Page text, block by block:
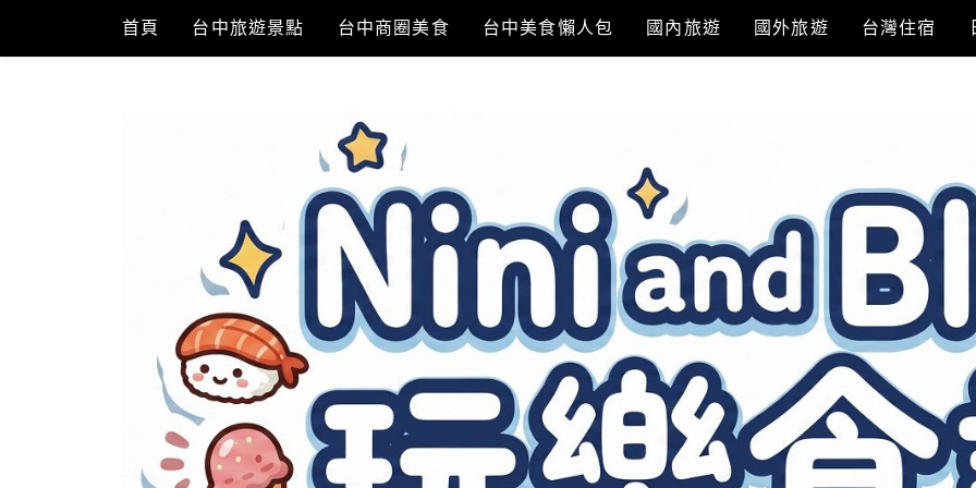
content
首頁 台中旅遊景點 台中商圈美食 台中美食懶人包 國內旅遊 國外旅遊 台灣住宿